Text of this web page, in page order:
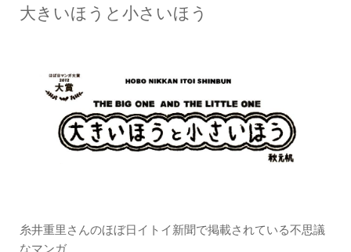
大きいほうと小さいほう
糸井重里さんのほぼ日イトイ新聞で掲載されている不思議
なマンガ